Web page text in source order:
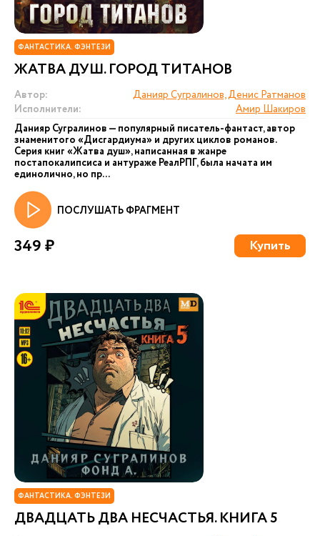
ФАНТАСТИКА. ФЭНТЕЗИ
ЖАТВА ДУШ. ГОРОД ТИТАНОВ
Автор:
Данияр Сугралинов, Денис Ратманов
Исполнители:
Амир Шакиров
Данияр Сугралинов — популярный писатель-фантаст, автор
знаменитого «Дисгардиума» и других циклов романов.
Серия книг «Жатва душ», написанная в жанре
постапокалипсиса и антураже РеалРПГ, была начата им
единолично, но пр...
ПОСЛУШАТЬ ФРАГМЕНТ
349 ₽ Купить
ФАНТАСТИКА. ФЭНТЕЗИ
ДВАДЦАТЬ ДВА НЕСЧАСТЬЯ. КНИГА 5